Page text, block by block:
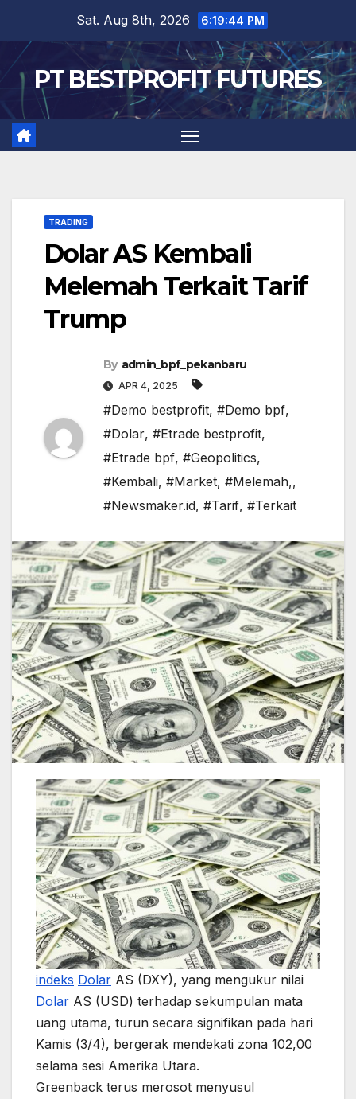
content
Sat. Aug 8th, 2026 6:19:45 PM
PT BESTPROFIT FUTURES
TRADING
Dolar AS Kembali
Melemah Terkait Tarif
Trump
By admin_bpf_pekanbaru
APR 4, 2025
#Demo bestprofit, #Demo bpf,
#Dolar, #Etrade bestprofit,
#Etrade bpf, #Geopolitics,
#Kembali, #Market, #Melemah,,
#Newsmaker.id, #Tarif, #Terkait
indeks Dolar AS (DXY), yang mengukur nilai
Dolar AS (USD) terhadap sekumpulan mata
uang utama, turun secara signifikan pada hari
Kamis (3/4), bergerak mendekati zona 102,00
selama sesi Amerika Utara.
Greenback terus merosot menyusul